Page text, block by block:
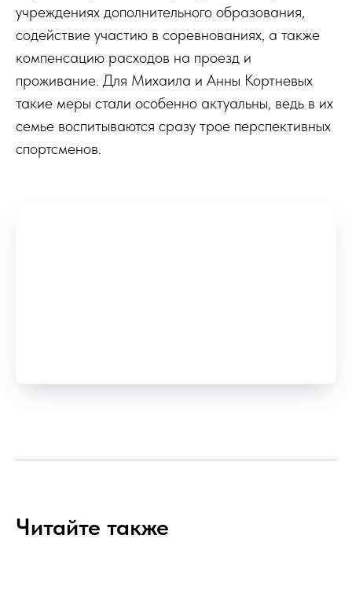
учреждениях дополнительного образования,
содействие участию в соревнованиях, а также
компенсацию расходов на проезд и
проживание. Для Михаила и Анны Кортневых
такие меры стали особенно актуальны, ведь в их
семье воспитываются сразу трое перспективных
спортсменов.
Читайте также